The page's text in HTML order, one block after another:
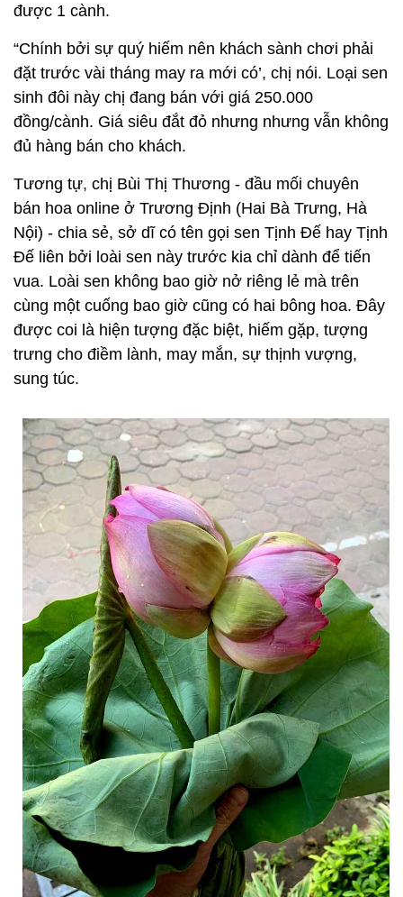
được 1 cành.
“Chính bởi sự quý hiếm nên khách sành chơi phải
đặt trước vài tháng may ra mới có’, chị nói. Loại sen
sinh đôi này chị đang bán với giá 250.000
đồng/cành. Giá siêu đắt đỏ nhưng nhưng vẫn không
đủ hàng bán cho khách.
Tương tự, chị Bùi Thị Thương - đầu mối chuyên
bán hoa online ở Trương Định (Hai Bà Trưng, Hà
Nội) - chia sẻ, sở dĩ có tên gọi sen Tịnh Đế hay Tịnh
Đế liên bởi loài sen này trước kia chỉ dành để tiến
vua. Loài sen không bao giờ nở riêng lẻ mà trên
cùng một cuống bao giờ cũng có hai bông hoa. Đây
được coi là hiện tượng đặc biệt, hiếm gặp, tượng
trưng cho điềm lành, may mắn, sự thịnh vượng,
sung túc.